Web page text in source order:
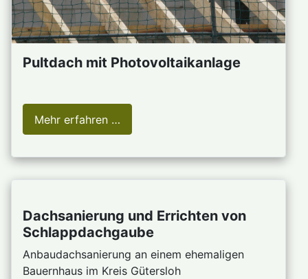
Pultdach mit Photovoltaikanlage
Mehr erfahren …
Dachsanierung und Errichten von
Schlappdachgaube
Anbaudachsanierung an einem ehemaligen
Bauernhaus im Kreis Gütersloh